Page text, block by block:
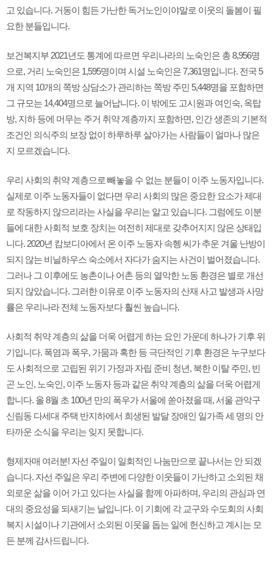
고 있습니다. 거동이 힘든 가난한 독거노인이야말로 이웃의 돌봄이 필
요한 분들입니다.
보건복지부 2021년도 통계에 따르면 우리나라의 노숙인은 총 8,956명
으로, 거리 노숙인은 1,595명이며 시설 노숙인은 7,361명입니다. 전국 5
개 지역 10개의 쪽방 상담소가 관리하는 쪽방 주민 5,448명을 포함하면
그 규모는 14,404명으로 늘어납니다. 이 밖에도 고시원과 여인숙, 옥탑
방, 지하 등에 머무는 주거 취약 계층까지 포함하면, 인간 생존의 기본적
조건인 의식주의 보장 없이 하루하루 살아가는 사람들이 얼마나 많은
지 모르겠습니다.
우리 사회의 취약 계층으로 빼놓을 수 없는 분들이 이주 노동자입니다.
실제로 이주 노동자들이 없다면 우리 사회의 많은 중요한 요소가 제대
로 작동하지 않으리라는 사실을 우리는 알고 있습니다. 그럼에도 이분
들에 대한 사회적 보호 장치는 여전히 제대로 갖추어지지 않은 상태입
니다. 2020년 캄보디아에서 온 이주 노동자 속헹 씨가 추운 겨울 난방이
되지 않는 비닐하우스 숙소에서 자다가 숨지는 사건이 벌어졌습니다.
그러나 그 이후에도 농촌이나 어촌 등의 열악한 노동 환경은 별로 개선
되지 않았습니다. 그러한 이유로 이주 노동자의 산재 사고 발생과 사망
률은 우리나라 전체 노동자보다 훨씬 높습니다.
사회적 취약 계층의 삶을 더욱 어렵게 하는 요인 가운데 하나가 기후 위
기입니다. 폭염과 폭우, 가뭄과 혹한 등 극단적인 기후 환경은 누구보다
도 사회적으로 고립된 위기 가정과 자립 준비 청년, 북한 이탈 주민, 빈
곤 노인, 노숙인, 이주 노동자 등과 같은 취약 계층의 삶을 더욱 어렵게
합니다. 올 8월 초 100년 만의 폭우가 서울에 쏟아졌을 때, 서울 관악구
신림동 다세대 주택 반지하에서 희생된 발달 장애인 일가족 세 명의 안
타까운 소식을 우리는 잊지 못합니다.
형제자매 여러분! 자선 주일이 일회적인 나눔만으로 끝나서는 안 되겠
습니다. 자선 주일은 우리 주변에 다양한 이웃들이 가난하고 소외된 채
외로운 삶을 이어 가고 있다는 사실을 함께 아파하며, 우리의 관심과 연
대의 중요성을 되새기는 날입니다. 이 기회에 각 교구와 수도회의 사회
복지 시설이나 기관에서 소외된 이웃을 돕는 일에 헌신하고 계시는 모
든 분께 감사드립니다.